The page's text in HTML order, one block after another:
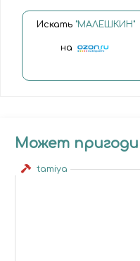
Искать "МАЛЕШКИН"
на
Может
tamiya